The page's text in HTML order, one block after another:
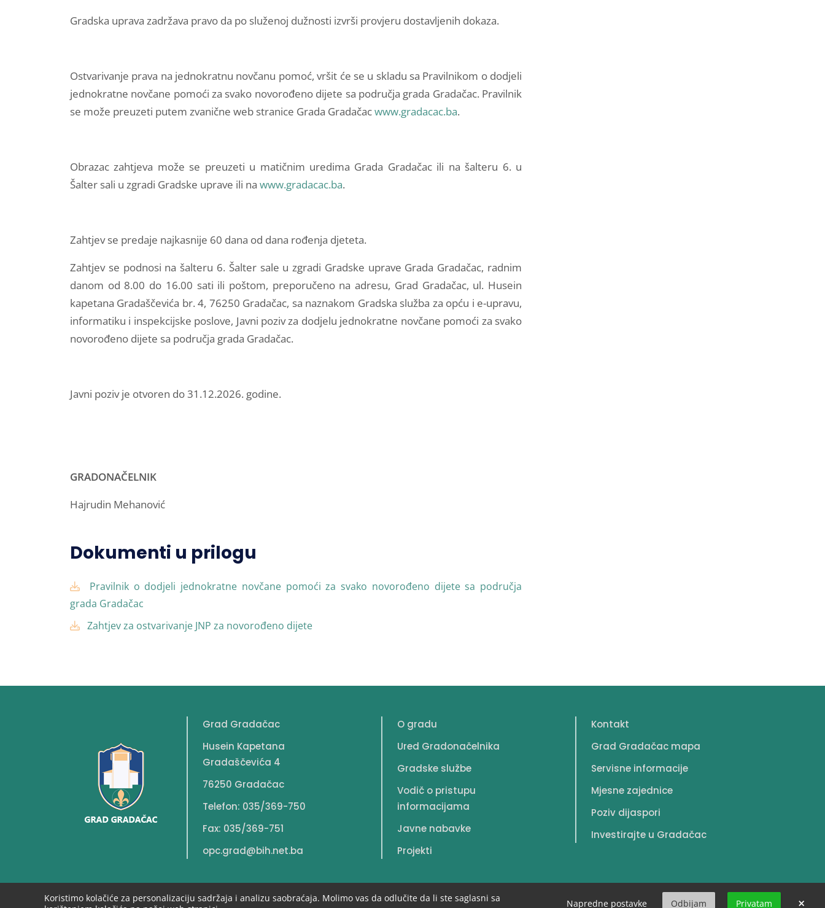
Gradska uprava zadržava pravo da po služenoj dužnosti izvrši provjeru dostavljenih dokaza.
Ostvarivanje prava na jednokratnu novčanu pomoć, vršit će se u skladu sa Pravilnikom o dodjeli
jednokratne novčane pomoći za svako novorođeno dijete sa područja grada Gradačac. Pravilnik
se može preuzeti putem zvanične web stranice Grada Gradačacwww.gradacac.ba.
Obrazac zahtjeva može se preuzeti u matičnim uredima Grada Gradačac ili na šalteru 6. u
Šalter sali u zgradi Gradske uprave ili na www.gradacac.ba.
Zahtjev se predaje najkasnije 60 dana od dana rođenja djeteta.
Zahtjev se podnosi na šalteru 6. Šalter sale u zgradi Gradske uprave Grada Gradačac, radnim
danom od 8.00 do 16.00 sati ili poštom, preporučeno na adresu, Grad Gradačac, ul. Husein
kapetana Gradaščevića br. 4, 76250 Gradačac, sa naznakom Gradska služba za opću i e-upravu,
informatiku i inspekcijske poslove, Javni poziv za dodjelu jednokratne novčane pomoći za svako
novorođeno dijete sa područja grada Gradačac.
Javni poziv je otvoren do 31.12.2026. godine.
GRADONAČELNIK
Hajrudin Mehanović
Dokumenti u prilogu
Pravilnik o dodjeli jednokratne novčane pomoći za svako novorođeno dijete sa područja
grada Gradačac
Zahtjev za ostvarivanje JNP za novorođeno dijete
Grad Gradačac
Husein Kapetana
Gradaščevića 4
76250 Gradačac
Telefon: 035/369-750
Fax: 035/369-751
opc.grad@bih.net.ba
O gradu
Ured Gradonačelnika
Gradske službe
Vodič o pristupu
informacijama
Javne nabavke
Projekti
Kontakt
Grad Gradačac mapa
Servisne informacije
Mjesne zajednice
Poziv dijaspori
Investirajte u Gradačac
Koristimo kolačiće za personalizaciju sadržaja i analizu saobraćaja. Molimo vas da odlučite da li ste saglasni sa
Napredne postavke Odbijam Privatam ×